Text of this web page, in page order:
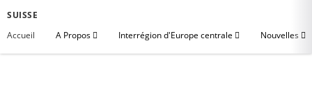
SUISSE
Accueil
A Propos Interrégion d'Europe centrale Nouvelles